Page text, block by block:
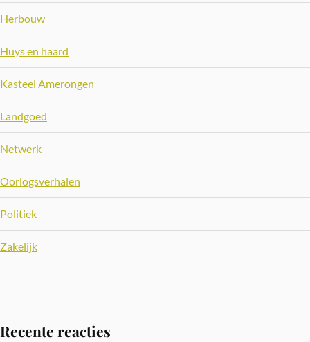
Herbouw
Huys en haard
Kasteel Amerongen
Landgoed
Netwerk
Oorlogsverhalen
Politiek
Zakelijk
Recente reacties